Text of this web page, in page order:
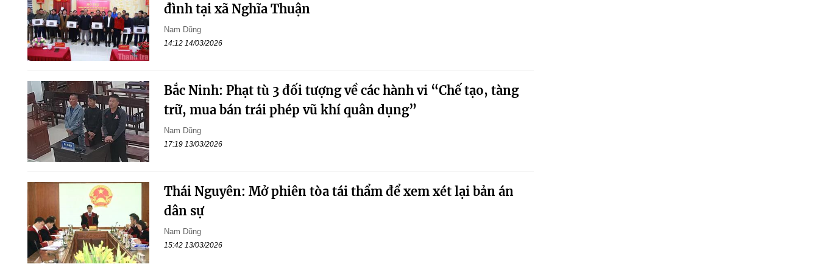
đình tại xã Nghĩa Thuận
Nam Dũng
14:12 14/03/2026
Bắc Ninh: Phạt tù 3 đối tượng về các hành vi “Chế tạo, tàng
trữ, mua bán trái phép vũ khí quân dụng”
Nam Dũng
17:19 13/03/2026
Thái Nguyên: Mở phiên tòa tái thẩm để xem xét lại bản án
dân sự
Nam Dũng
15:42 13/03/2026